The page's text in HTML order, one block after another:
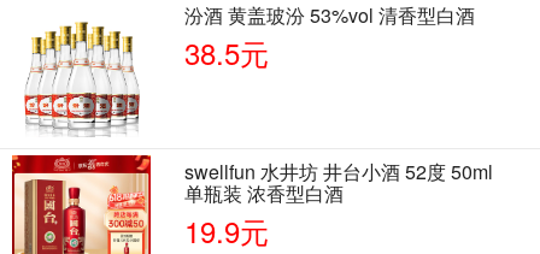
汾酒 黄盖玻汾 53%vol 清香型白酒
38.5元
swellfun 水井坊 井台小酒 52度 50ml
单瓶装 浓香型白酒
19.9元